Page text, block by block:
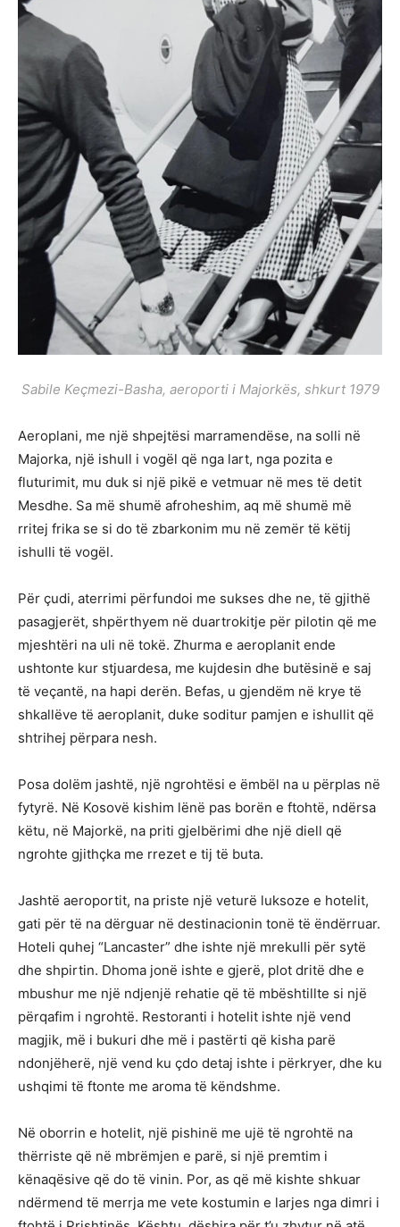
Sabile Keçmezi-Basha, aeroporti i Majorkës, shkurt 1979
Aeroplani, me një shpejtësi marramendëse, na solli në
Majorka, një ishull i vogël që nga lart, nga pozita e
fluturimit, mu duk si një pikë e vetmuar në mes të detit
Mesdhe. Sa më shumë afroheshim, aq më shumë më
rritej frika se si do të zbarkonim mu në zemër të këtij
ishulli të vogël.
Për çudi, aterrimi përfundoi me sukses dhe ne, të gjithë
pasagjerët, shpërthyem në duartrokitje për pilotin që me
mjeshtëri na uli në tokë. Zhurma e aeroplanit ende
ushtonte kur stjuardesa, me kujdesin dhe butësinë e saj
të veçantë, na hapi derën. Befas, u gjendëm në krye të
shkallëve të aeroplanit, duke soditur pamjen e ishullit që
shtrihej përpara nesh.
Posa dolëm jashtë, një ngrohtësi e ëmbël na u përplas në
fytyrë. Në Kosovë kishim lënë pas borën e ftohtë, ndërsa
këtu, në Majorkë, na priti gjelbërimi dhe një diell që
ngrohte gjithçka me rrezet e tij të buta.
Jashtë aeroportit, na priste një veturë luksoze e hotelit,
gati për të na dërguar në destinacionin tonë të ëndërruar.
Hoteli quhej “Lancaster” dhe ishte një mrekulli për sytë
dhe shpirtin. Dhoma jonë ishte e gjerë, plot dritë dhe e
mbushur me një ndjenjë rehatie që të mbështillte si një
përqafim i ngrohtë. Restoranti i hotelit ishte një vend
magjik, më i bukuri dhe më i pastërti që kisha parë
ndonjëherë, një vend ku çdo detaj ishte i përkryer, dhe ku
ushqimi të ftonte me aroma të këndshme.
Në oborrin e hotelit, një pishinë me ujë të ngrohtë na
thërriste që në mbrëmjen e parë, si një premtim i
kënaqësive që do të vinin. Por, as që më kishte shkuar
ndërmend të merrja me vete kostumin e larjes nga dimri i